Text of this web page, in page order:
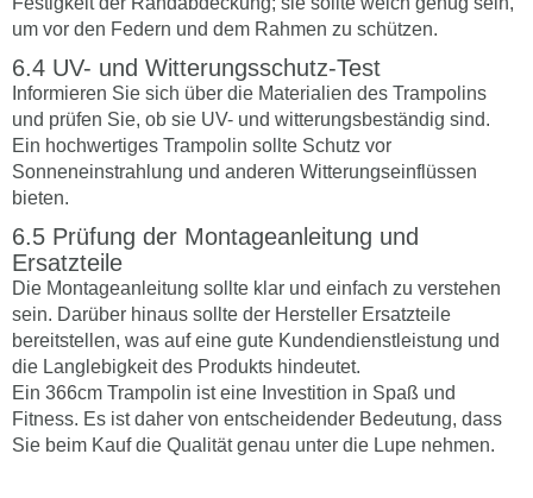
um vor den Federn und dem Rahmen zu schützen.
UV- und Witterungsschutz-Test
Informieren Sie sich über die Materialien des Trampolins
und prüfen Sie, ob sie UV- und witterungsbeständig sind.
Ein hochwertiges Trampolin sollte Schutz vor
Sonneneinstrahlung und anderen Witterungseinflüssen
bieten.
Prüfung der Montageanleitung und
Ersatzteile
Die Montageanleitung sollte klar und einfach zu verstehen
sein. Darüber hinaus sollte der Hersteller Ersatzteile
bereitstellen, was auf eine gute Kundendienstleistung und
die Langlebigkeit des Produkts hindeutet.
Ein 366cm Trampolin ist eine Investition in Spaß und
Fitness. Es ist daher von entscheidender Bedeutung, dass
Sie beim Kauf die Qualität genau unter die Lupe nehmen.